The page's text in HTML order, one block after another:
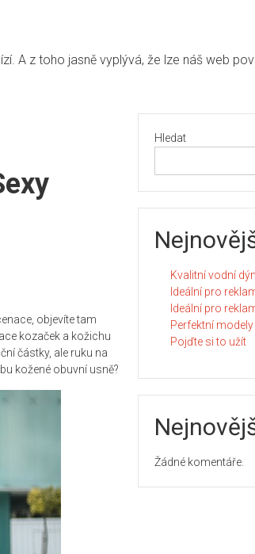
A z toho jasně vyplývá, že lze náš web
objevíte tam
kozaček a kožichu
částky, ale ruku na
kožené obuvní usně?
Hledat
Kvalitní vodní
Ideální pro
Ideální pro
Perfektní modely
Pojďte si to užít
Žádné komentáře.